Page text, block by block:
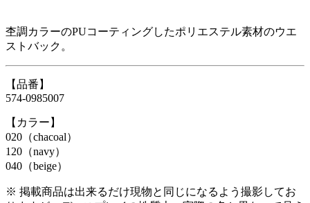
杢調カラーのPUコーティングしたポリエステル素材のウエ
ストバック。
【品番】
574-0985007
【カラー】
020（chacoal）
120（navy）
040（beige）
※ 掲載商品は出来るだけ現物と同じになるよう撮影してお